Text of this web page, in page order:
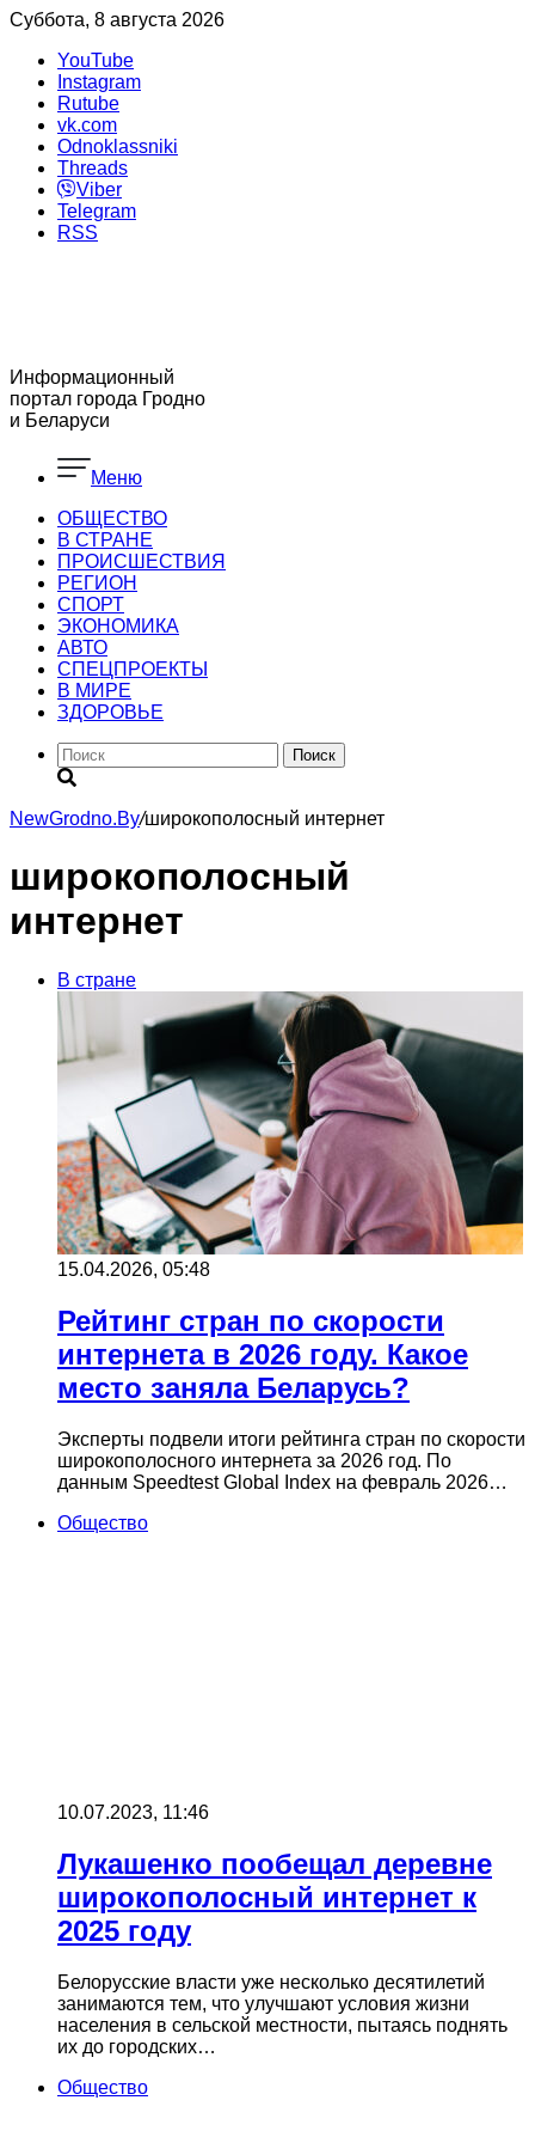
Суббота, 8 августа 2026
YouTube
Instagram
Rutube
vk.com
Odnoklassniki
Threads
Viber
Telegram
RSS
Информационный
портал города Гродно
и Беларуси
Меню
ОБЩЕСТВО
В СТРАНЕ
ПРОИСШЕСТВИЯ
РЕГИОН
CПОРТ
ЭКОНОМИКА
АВТО
СПЕЦПРОЕКТЫ
В МИРЕ
ЗДОРОВЬЕ
Поиск
NewGrodno.By/широкополосный интернет
широкополосный
интернет
В стране
15.04.2026, 05:48
Рейтинг стран по скорости
интернета в 2026 году. Какое
место заняла Беларусь?
Эксперты подвели итоги рейтинга стран по скорости
широкополосного интернета за 2026 год. По
данным Speedtest Global Index на февраль 2026…
Общество
10.07.2023, 11:46
Лукашенко пообещал деревне
широкополосный интернет к
2025 году
Белорусские власти уже несколько десятилетий
занимаются тем, что улучшают условия жизни
населения в сельской местности, пытаясь поднять
их до городских…
Общество